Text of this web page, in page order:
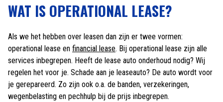
WAT IS OPERATIONAL LEASE?
Als we het hebben over leasen dan zijn er twee vormen:
operational lease en financial lease. Bij operational lease zijn alle
services inbegrepen. Heeft de lease auto onderhoud nodig? Wij
regelen het voor je. Schade aan je leaseauto? De auto wordt voor
je gerepareerd. Zo zijn ook o.a. de banden, verzekeringen,
wegenbelasting en pechhulp bij de prijs inbegrepen.